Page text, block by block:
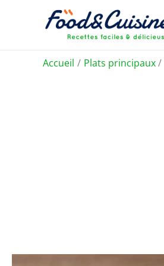
Accueil Plats principaux